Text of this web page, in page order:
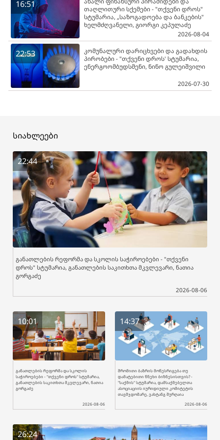
16:51
თაღლითური სქემები - "თქვენი დროს"
სტუმარია, „საზოგადოება და ბანკების"
ხელმძღვანელი, გიორგი კეპულაძე
2026-08-04
22:53
კომუნალური დარიცხვები და გადახდის
პირობები - "თქვენი დროს' სტუმარია,
ენერგოომბუდსმენი, ნინო გულეიშვილი
2026-07-30
სიახლეები
22:44
განათლების რეფორმა და სკოლის საჭიროებები - "თქვენი
დროს" სტუმარია, განათლების საკითხთა მკვლევარი, ნათია
გორგაძე
2026-08-06
10:01
განათლების რეფორმა და სკოლის
საჭიროებები - "თქვენი დროს" სტუმარია,
განათლების საკითხთა მკვლევარი, ნათია
გორგაძე
2026-08-06
14:37
შრომითი ბაზრის მოწესრიგება თუ
დამატებითი წნეხი ბიზნესისთვის? -
"საქმის" სტუმარია, დამსაქმებელთა
ასოციაციის იურიდიული კომიტეტის
თავმჯდომარე, ვახტანგ შურღაია
2026-08-06
26:24